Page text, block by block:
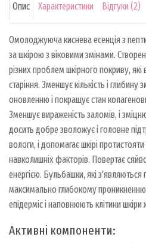
Опис Характеристики Відгуки (2)
Омолоджуюча киснева есенція з
за шкірою з віковими змінами.
різних проблем шкірного покриву, які
старіння. Зменшує кількість і
оновленню і покращує стан
Зменшує вираженість заломів, і
досить добре зволожує і головне
вологи, і допомагає шкірі
навколишніх факторів. Повертає
енергією. Бульбашки, які з'являються
максимально глибокому проникненню
епідерміс і наповнюють клітини
Активні компоненти: